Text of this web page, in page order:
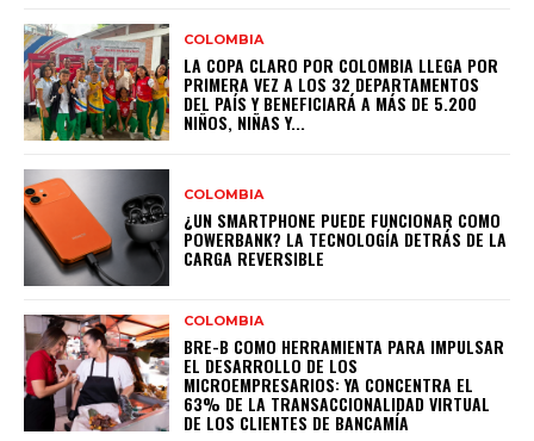
COLOMBIA
LA COPA CLARO POR COLOMBIA LLEGA POR
PRIMERA VEZ A LOS 32 DEPARTAMENTOS
DEL PAÍS Y BENEFICIARÁ A MÁS DE 5.200
NIÑOS, NIÑAS Y...
COLOMBIA
¿UN SMARTPHONE PUEDE FUNCIONAR COMO
POWERBANK? LA TECNOLOGÍA DETRÁS DE LA
CARGA REVERSIBLE
COLOMBIA
BRE-B COMO HERRAMIENTA PARA IMPULSAR
EL DESARROLLO DE LOS
MICROEMPRESARIOS: YA CONCENTRA EL
63% DE LA TRANSACCIONALIDAD VIRTUAL
DE LOS CLIENTES DE BANCAMÍA